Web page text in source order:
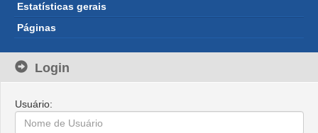
Estatísticas gerais
Páginas
Login
Usuário: